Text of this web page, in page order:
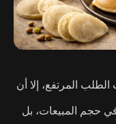
المرتفع، إلا أن
حجم المبيعات، بل